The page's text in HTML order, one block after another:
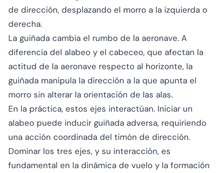
de dirección, desplazando el morro a la izquierda o
derecha.
La guiñada cambia el rumbo de la aeronave. A
diferencia del alabeo y el cabeceo, que afectan la
actitud de la aeronave respecto al horizonte, la
guiñada manipula la dirección a la que apunta el
morro sin alterar la orientación de las alas.
En la práctica, estos ejes interactúan. Iniciar un
alabeo puede inducir guiñada adversa, requiriendo
una acción coordinada del timón de dirección.
Dominar los tres ejes, y su interacción, es
fundamental en la dinámica de vuelo y la formación